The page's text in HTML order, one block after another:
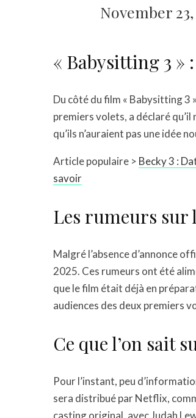
November 23,
« Babysitting 3 »
Du côté du film « Babysitting 3
premiers volets, a déclaré qu’il
qu’ils n’auraient pas une idée
Article populaire > Becky 3 :
savoir
Les rumeurs sur
Malgré l’absence d’annonce
2025. Ces rumeurs ont été
que le film était déjà en
audiences des deux premiers
Ce que l’on sait
Pour l’instant, peu
sera distribué par Netflix,
casting original, avec Judah